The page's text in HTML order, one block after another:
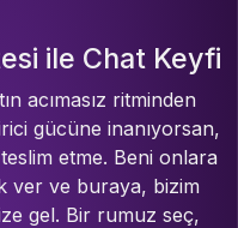
ile Chat Keyfi
acımasız ritminden
gücüne inanıyorsan,
etme. Beni onlara
ver ve buraya, bizim
gel. Bir rumuz seç,